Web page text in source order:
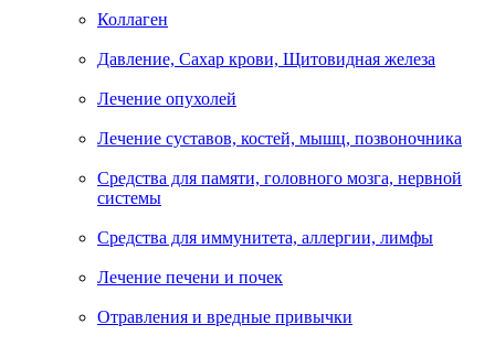
Коллаген
Давление, Сахар крови, Щитовидная железа
Лечение опухолей
Лечение суставов, костей, мышц, позвоночника
Средства для памяти, головного мозга, нервной
системы
Средства для иммунитета, аллергии, лимфы
Лечение печени и почек
Отравления и вредные привычки